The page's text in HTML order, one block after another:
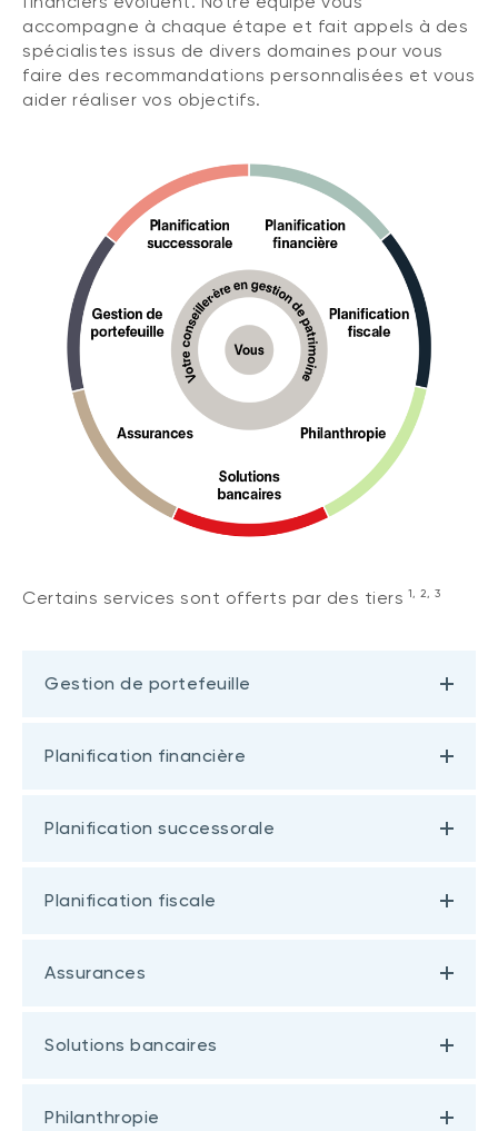
accompagne à chaque étape et fait appels à des
spécialistes issus de divers domaines pour vous
faire des recommandations personnalisées et vous
aider réaliser vos objectifs.
Certains services sont offerts par des tiers 1, 2, 3
Gestion de portefeuille
Planification financière
Planification successorale
Planification fiscale
Assurances
Solutions bancaires
Philanthropie